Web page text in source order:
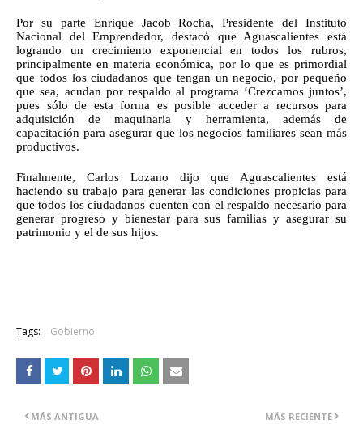
Por su parte Enrique Jacob Rocha, Presidente del Instituto
Nacional del Emprendedor, destacó que Aguascalientes está
logrando un crecimiento exponencial en todos los rubros,
principalmente en materia económica, por lo que es primordial
que todos los ciudadanos que tengan un negocio, por pequeño
que sea, acudan por respaldo al programa ‘Crezcamos juntos’,
pues sólo de esta forma es posible acceder a recursos para
adquisición de maquinaria y herramienta, además de
capacitación para asegurar que los negocios familiares sean más
productivos.
Finalmente, Carlos Lozano dijo que Aguascalientes está
haciendo su trabajo para generar las condiciones propicias para
que todos los ciudadanos cuenten con el respaldo necesario para
generar progreso y bienestar para sus familias y asegurar su
patrimonio y el de sus hijos.
Tags: Gobierno
MÁS RECIENTE
MÁS ANTIGUA